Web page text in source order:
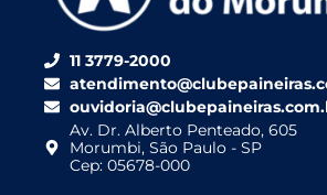
11 3779-2000
Av. Dr. Alberto Penteado, 605
Morumbi, São Paulo - SP
Cep: 05678-000